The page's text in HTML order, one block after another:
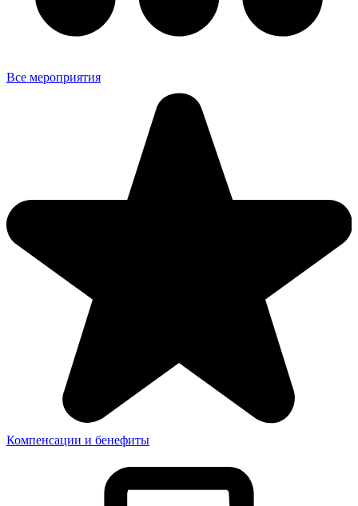
Все мероприятия
Компенсации и бенефиты